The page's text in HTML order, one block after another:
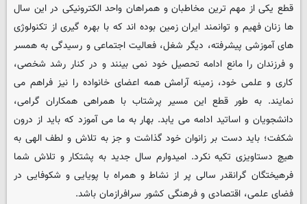
قطع یکی از مهم ترین مخاطبان و همراهان واحد الکترونیکی در این سال
ها زنان فهیم و توانمند ایران زمین بوده اند که با بهره گیری از تکنولوژی
های آموزشی پیشرفته، دیگر شغل، فعالیت اجتماعی و رسیدگی به همسر
و فرزندان را مانع ادامه تحصیل خود نمی بینند و در کنار رشد شخصی،
کاری و علمی خود، زمینه آرامش همه اعضای خانواده را نیز فراهم می
نمایند. به طور قطع این مسیر پرشتاب با همراهی همکاران گرامی،
دانشجویان و اساتید ادامه می یابد. بهار به ما می آموزد که باید از درون
شکفت؛ باید دست بر زانوان خود گذاشت و جز به تلاش و لطف الهی به
هیچ دستاویزی تکیه نکرد. امیدوارم سال جدید به پشتکار و تلاش شما
فرهیختگان گرانقدر سالی پر از نشاط و همراه با پویایی و شکوفایی در
فضای علمی، اقتصادی و فرهنگی کشور سرافرازمان باشد.